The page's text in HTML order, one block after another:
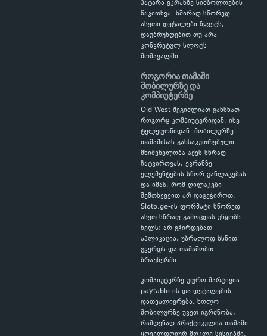
პატარა ეკრანზე სიმბოლოების
წაკითხვა. ხშირად სწორედ
ასეთი დეტალები წყვეტს,
დაუბრუნდებით თუ არა
კონკრეტულ სლოტს
მომავალში.
როგორია თამაში
მობილურზე და
კომპიუტერზე
Old West შეგიძლიათ გახსნათ
როგორც კომპიუტერიდან, ისე
ტელეფონიდან. მობილურზე
თამაშისას განსაკუთრებული
მნიშვნელობა აქვს სწრაფ
ჩატვირთვას, ეკრანზე
ელემენტების სწორ განლაგებას
და იმას, რომ ღილაკები
შემთხვევით არ დაგეჭიროთ.
Sloto.ge-ის ფორმატი სწორედ
ასეთ სწრაფ გამოცდას უწყობს
ხელს: არ გჭირდებათ
აპლიკაცია, უბრალოდ ხსნით
გვერდს და თამაშობთ
ბრაუზერში.
კომპიუტერზე უფრო მარტივია
paytable-ის და დეტალების
დათვალიერება, ხოლო
მობილურზე უკეთ იგრძნობა,
რამდენად პრაქტიკულია თამაში